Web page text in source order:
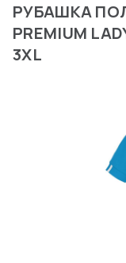
РУБАШКА
PREMIUM
3XL